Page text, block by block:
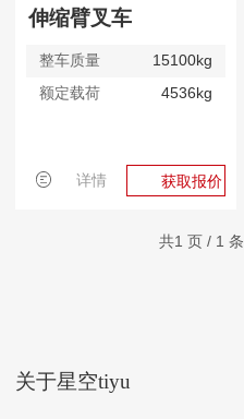
伸缩臂叉车
整车质量
15100kg
额定载荷
4536kg
详情 获取报价
共1 页 / 1 条
关于星空tiyu